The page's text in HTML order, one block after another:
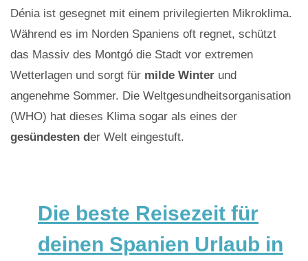
Dénia ist gesegnet mit einem privilegierten Mikroklima.
Während es im Norden Spaniens oft regnet, schützt
das Massiv des Montgó die Stadt vor extremen
Wetterlagen und sorgt für milde Winter und
angenehme Sommer. Die Weltgesundheitsorganisation
(WHO) hat dieses Klima sogar als eines der
gesündesten der Welt eingestuft.
Die beste Reisezeit für
deinen Spanien Urlaub in